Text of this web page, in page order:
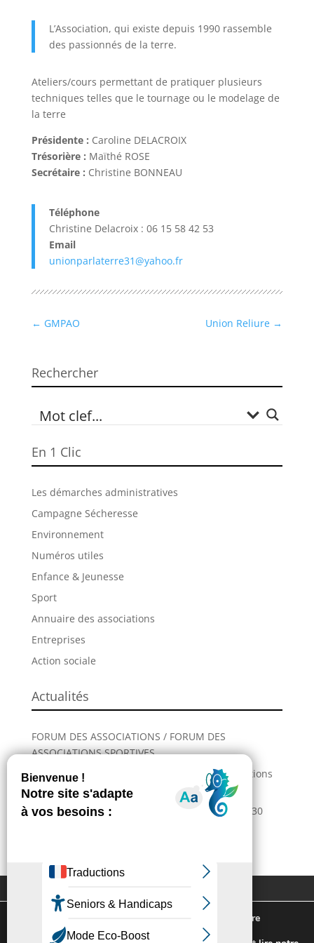
L’Association, qui existe depuis 1990 rassemble
des passionnés de la terre.
Ateliers/cours permettant de pratiquer plusieurs
techniques telles que le tournage ou le modelage de
la terre
Présidente : Caroline DELACROIX
Trésorière : Maïthé ROSE
Secrétaire : Christine BONNEAU
Téléphone
Christine Delacroix : 06 15 58 42 53
Email
unionparlaterre31@yahoo.fr
← GMPAO Union Reliure →
Rechercher
En 1 Clic
Les démarches administratives
Campagne Sécheresse
Environnement
Numéros utiles
Enfance & Jeunesse
Sport
Annuaire des associations
Entreprises
Action sociale
Actualités
FORUM DES ASSOCIATIONS / FORUM DES
ASSOCIATIONS SPORTIVES
Incendies : comment venir en aide aux populations
sinistrées ?
La Grande Fête de L’Union revient les 28, 29 et 30
Contactez-nous
Plan du site
Mentions légales
Politique de confidentialité
Nous utilisons des cookies pour vous offrir la meilleure
expérience sur notre site.